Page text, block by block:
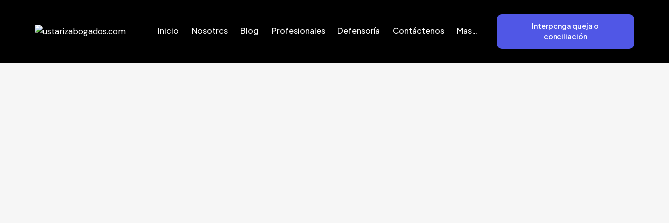
Inicio Nosotros Blog Profesionales Defensoría Contáctenos Mas…
Interponga queja o
conciliación